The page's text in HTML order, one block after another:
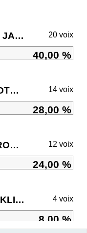
Liste conduite par Laurent JACOBELLI 20 voix
40,00 %
Liste conduite par Jean ROTTNER 14 voix
28,00 %
Liste conduite par Eliane ROMANI 12 voix
24,00 %
Liste conduite par Brigitte KLINKERT 4 voix
8,00 %